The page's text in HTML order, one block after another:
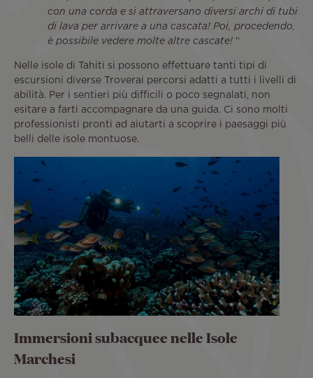
con una corda e si attraversano diversi archi di tubi
di lava per arrivare a una cascata! Poi, procedendo,
è possibile vedere molte altre cascate! “
Nelle isole di Tahiti si possono effettuare tanti tipi di
escursioni diverse Troverai percorsi adatti a tutti i livelli di
abilità. Per i sentieri più difficili o poco segnalati, non
esitare a farti accompagnare da una guida. Ci sono molti
professionisti pronti ad aiutarti a scoprire i paesaggi più
belli delle isole montuose.
Immersioni subacquee nelle Isole
Marchesi